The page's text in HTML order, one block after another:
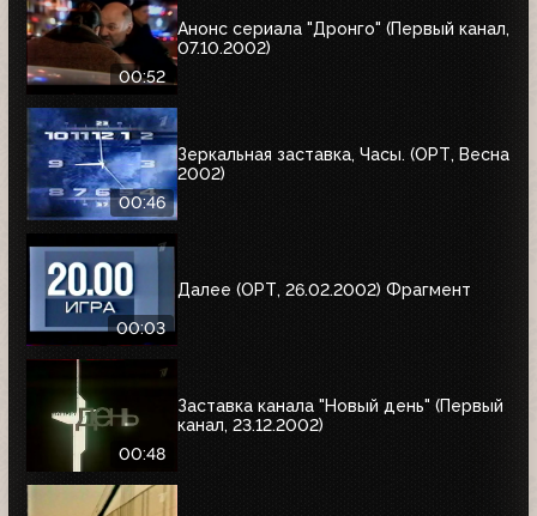
00:52
Анонс сериала "Дронго" (Первый канал,
07.10.2002)
00:46
Зеркальная заставка, Часы. (ОРТ, Весна
2002)
00:03
Далее (ОРТ, 26.02.2002) Фрагмент
00:48
Заставка канала "Новый день" (Первый
канал, 23.12.2002)